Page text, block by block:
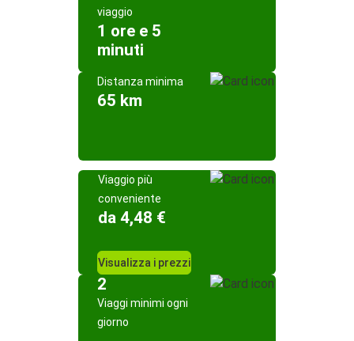
viaggio
1 ore e 5
minuti
Distanza minima
65 km
Viaggio più
conveniente
da 4,48 €
Visualizza i prezzi
2
Viaggi minimi ogni
giorno